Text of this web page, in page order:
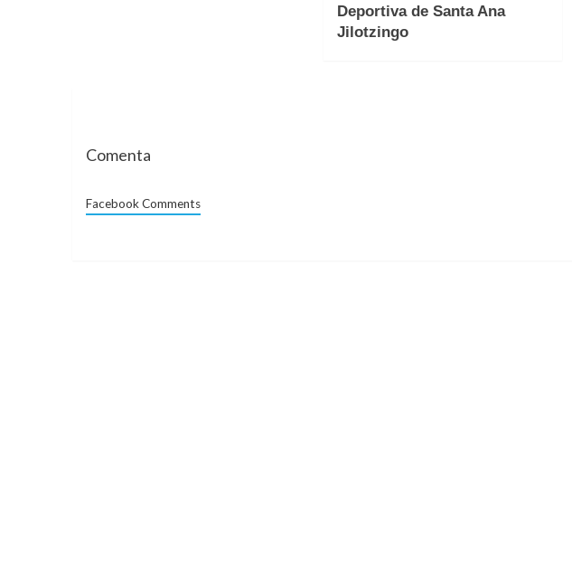
Deportiva de Santa Ana
Jilotzingo
Comenta
Facebook Comments